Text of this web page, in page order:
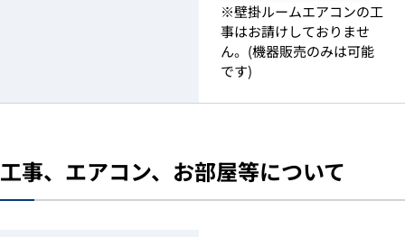
※壁掛ルームエアコンの工
事はお請けしておりませ
ん。(機器販売のみは可能
です)
工事、エアコン、お部屋等について